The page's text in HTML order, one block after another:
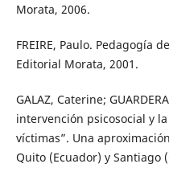
Morata, 2006.
FREIRE, Paulo. Pedagogía
Editorial Morata, 2001.
GALAZ, Caterine;
intervención psicosocial y
víctimas”. Una
Quito (Ecuador) y Santiago